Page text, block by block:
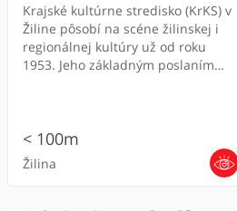
Krajské kultúrne stredisko (KrKS) v
Žiline pôsobí na scéne žilinskej i
regionálnej kultúry už od roku
1953. Jeho základným poslaním
a kultúrnu identitu, prinášajúcich
hodnoty v oblasti miestnej
kultúry, folklóru, tradičnej ľudovej
< 100m
Žilina